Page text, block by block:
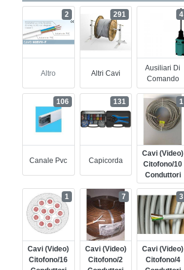
Altro
2
Altri Cavi
291
Ausiliari Di
Comando
4
Canale Pvc
106
Capicorda
131
Cavi (video)
Citofono/10
Conduttori
1
Cavi (video)
Citofono/16
1
Cavi (video)
Citofono/2
7
Cavi (video)
Citofono/4
3